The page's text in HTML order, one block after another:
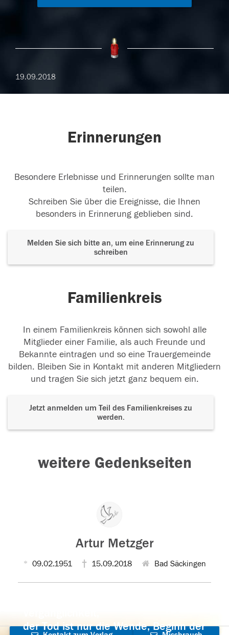
19.09.2018
Erinnerungen
Besondere Erlebnisse und Erinnerungen sollte man
teilen.
Schreiben Sie über die Ereignisse, die Ihnen
besonders in Erinnerung geblieben sind.
Melden Sie sich bitte an, um eine Erinnerung zu
schreiben
Familienkreis
In einem Familienkreis können sich sowohl alle
Mitglieder einer Familie, als auch Freunde und
Bekannte eintragen und so eine Trauergemeinde
bilden. Bleiben Sie in Kontakt mit anderen Mitgliedern
und tragen Sie sich jetzt ganz bequem ein.
Jetzt anmelden um Teil des Familienkreises zu
werden.
weitere Gedenkseiten
Artur Metzger
09.02.1951 15.09.2018 Bad Säckingen
der Tod ist nur die Wende, Beginn der